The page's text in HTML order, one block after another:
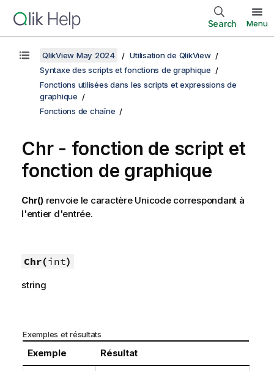
Search Menu
QlikView May 2024
Utilisation de QlikView
Syntaxe des scripts et fonctions de graphique
Fonctions utilisées dans les scripts et expressions de
graphique
Fonctions de chaîne
Chr - fonction de script et
fonction de graphique
Chr()renvoie le caractère Unicodecorrespondant à
l'entier d'entrée.
Chr(int)
string
Exemples et résultats
Exemple Résultat